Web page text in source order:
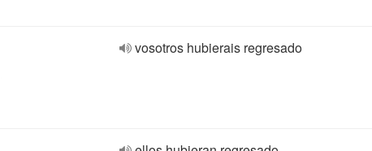
vosotros hubierais regresado